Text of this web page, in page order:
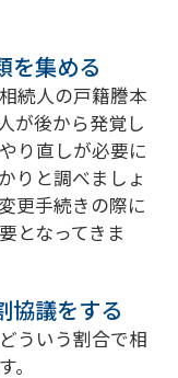
を集める
続人の戸籍謄本
が後から発覚し
り直しが必要に
りと調べましょ
更手続きの際に
となってきま
協議をする
ういう割合で相